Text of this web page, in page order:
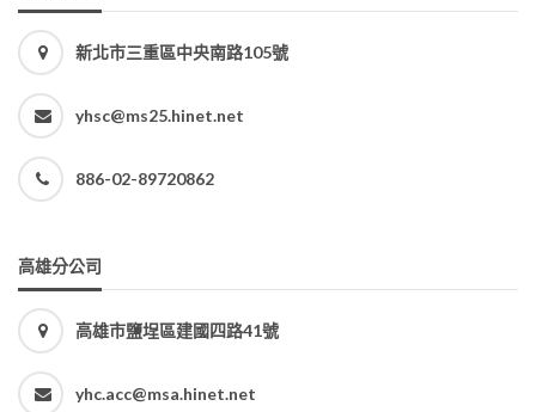
新北市三重區中央南路105號
yhsc@ms25.hinet.net
886-02-89720862
高雄分公司
高雄市鹽埕區建國四路41號
yhc.acc@msa.hinet.net